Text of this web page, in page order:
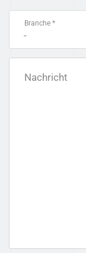
Branche *
-
Nachricht